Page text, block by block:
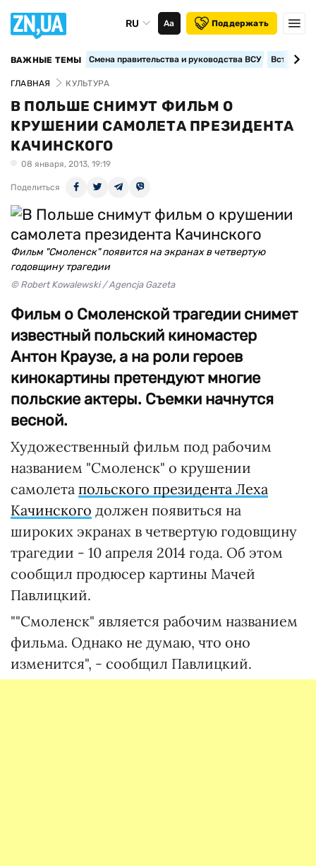
RU Аа Поддержать
ВАЖНЫЕ ТЕМЫ Смена правительства и руководства ВСУ
ГЛАВНАЯ КУЛЬТУРА
В ПОЛЬШЕ СНИМУТ ФИЛЬМ О
КРУШЕНИИ САМОЛЕТА ПРЕЗИДЕНТА
КАЧИНСКОГО
08 января, 2013, 19:19
Поделиться
Фильм "Смоленск" появится на экранах в четвертую
годовщину трагедии
© Robert Kowalewski / Agencja Gazeta
Фильм о Смоленской трагедии снимет
известный польский киномастер
Антон Краузе, а на роли героев
кинокартины претендуют многие
польские актеры. Съемки начнутся
весной.
Художественный фильм под рабочим
названием "Смоленск" о крушении
самолета польского президента Леха
Качинского должен появиться на
широких экранах в четвертую годовщину
трагедии - 10 апреля 2014 года. Об этом
сообщил продюсер картины Мачей
Павлицкий.
""Смоленск" является рабочим названием
фильма. Однако не думаю, что оно
изменится", - сообщил Павлицкий.